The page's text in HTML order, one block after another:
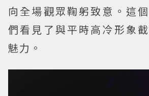
向全場觀眾鞠躬致意。這
們看見了與平時高冷形象
魅力。